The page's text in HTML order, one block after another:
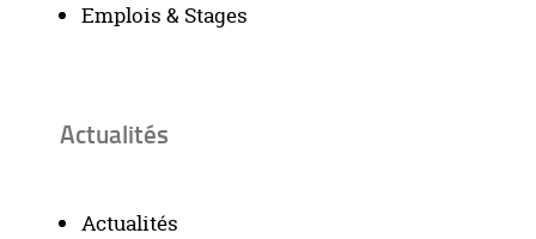
Emplois & Stages
Actualités
Actualités